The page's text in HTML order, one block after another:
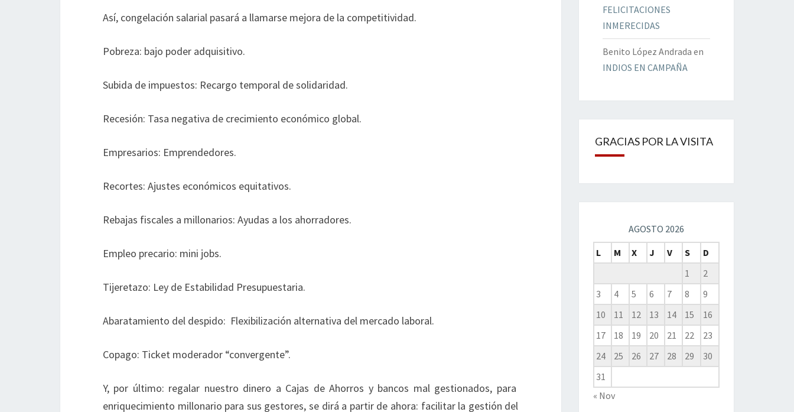
Así, congelación salarial pasará a llamarse mejora de la competitividad.
Pobreza: bajo poder adquisitivo.
Subida de impuestos: Recargo temporal de solidaridad.
Recesión: Tasa negativa de crecimiento económico global.
Empresarios: Emprendedores.
Recortes: Ajustes económicos equitativos.
Rebajas fiscales a millonarios: Ayudas a los ahorradores.
Empleo precario: mini jobs.
Tijeretazo: Ley de Estabilidad Presupuestaria.
Abaratamiento del despido: Flexibilización alternativa del mercado laboral.
Copago: Ticket moderador “convergente”.
Y, por último: regalar nuestro dinero a Cajas de Ahorros y bancos mal gestionados, para
enriquecimiento millonario para sus gestores, se dirá a partir de ahora: facilitar la gestión del
FELICITACIONES
INMERECIDAS
Benito López Andrada en
INDIOS EN CAMPAÑA
GRACIAS POR LA VISITA
AGOSTO 2026
L
M X J V S
D
1
2
3
4 5 6 7 8
9
10
11 12 13 14 15
16
17
18 19 20 21 22
23
24
25 26 27 28 29
30
31
« Nov